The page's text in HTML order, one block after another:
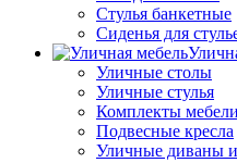
Стулья банкетные
Сиденья для
Уличные столы
Уличные стулья
Комплекты
Подвесные кресла
Уличные диваны